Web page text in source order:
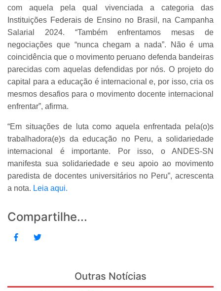
com aquela pela qual vivenciada a categoria das
Instituições Federais de Ensino no Brasil, na Campanha
Salarial 2024. “Também enfrentamos mesas de
negociações que “nunca chegam a nada”. Não é uma
coincidência que o movimento peruano defenda bandeiras
parecidas com aquelas defendidas por nós. O projeto do
capital para a educação é internacional e, por isso, cria os
mesmos desafios para o movimento docente internacional
enfrentar”, afirma.
“Em situações de luta como aquela enfrentada pela(o)s
trabalhadora(e)s da educação no Peru, a solidariedade
internacional é importante. Por isso, o ANDES-SN
manifesta sua solidariedade e seu apoio ao movimento
paredista de docentes universitários no Peru”, acrescenta
a nota. Leia aqui.
Compartilhe...
Outras Notícias